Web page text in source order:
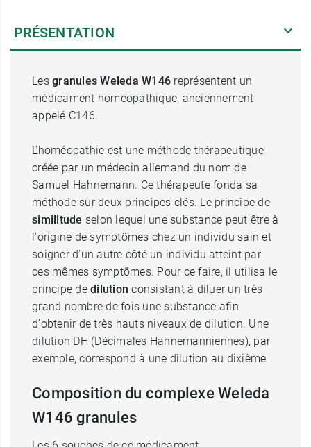
PRÉSENTATION
Lesgranules Weleda W146 représentent un
médicament homéopathique, anciennement
appelé C146.
L'homéopathie est une méthode thérapeutique
créée par un médecin allemand du nom de
Samuel Hahnemann. Ce thérapeute fonda sa
méthode sur deux principes clés. Le principe de
similitude selon lequel une substance peut être à
l'origine de symptômes chez un individu sain et
soigner d'un autre côté un individu atteint par
ces mêmes symptômes. Pour ce faire, il utilisa le
principe de dilution consistant à diluer un très
grand nombre de fois une substance afin
d'obtenir de très hauts niveaux de dilution. Une
dilution DH (Décimales Hahnemanniennes), par
exemple, correspond à une dilution au dixième.
Composition du complexe Weleda
W146 granules